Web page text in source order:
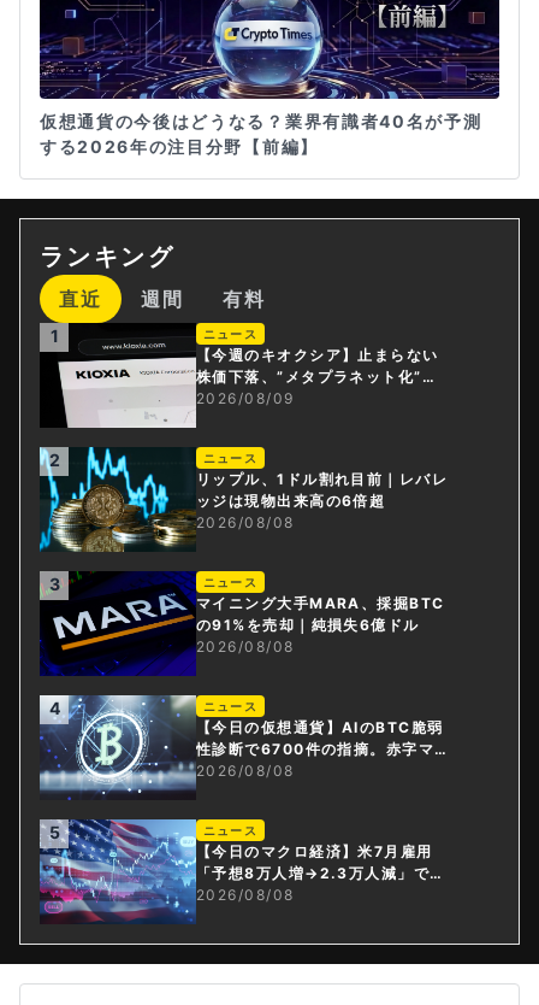
仮想通貨の今後はどうなる？業界有識者40名が予測
する2026年の注目分野【前編】
ランキング
直近 週間 有料
1 ニュース
【今週のキオクシア】止まらない
株価下落、”メタプラネット化”の
指摘は本当？
2026/08/09
2 ニュース
リップル、1ドル割れ目前｜レバレ
ッジは現物出来高の6倍超
2026/08/08
3 ニュース
マイニング大手MARA、採掘BTC
の91%を売却｜純損失6億ドル
2026/08/08
4 ニュース
【今日の仮想通貨】AIのBTC脆弱
性診断で6700件の指摘。赤字マイ
ニング企業はAIに賭ける
2026/08/08
5 ニュース
【今日のマクロ経済】米7月雇用
「予想8万人増→2.3万人減」で利
上げ観測後退
2026/08/08